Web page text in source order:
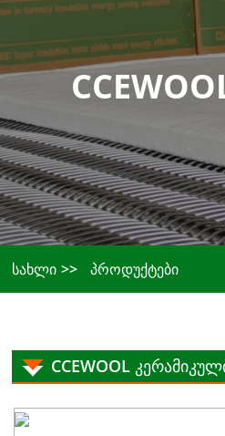
სახლი პროდუქტები
CCEWOOL